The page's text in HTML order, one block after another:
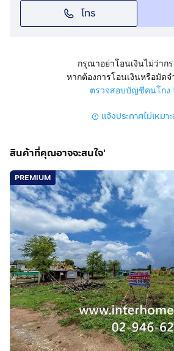
โทร
กรุณาอย่าโอนเงินไม่ว่าก
หากต้องการโอนเงินหรือมัด
ตรวจสอบบัญชีคนโกง
แจ้งประกาศไม่เหมา
สินค้าที่คุณอาจจะสนใจ'
PREMIUM